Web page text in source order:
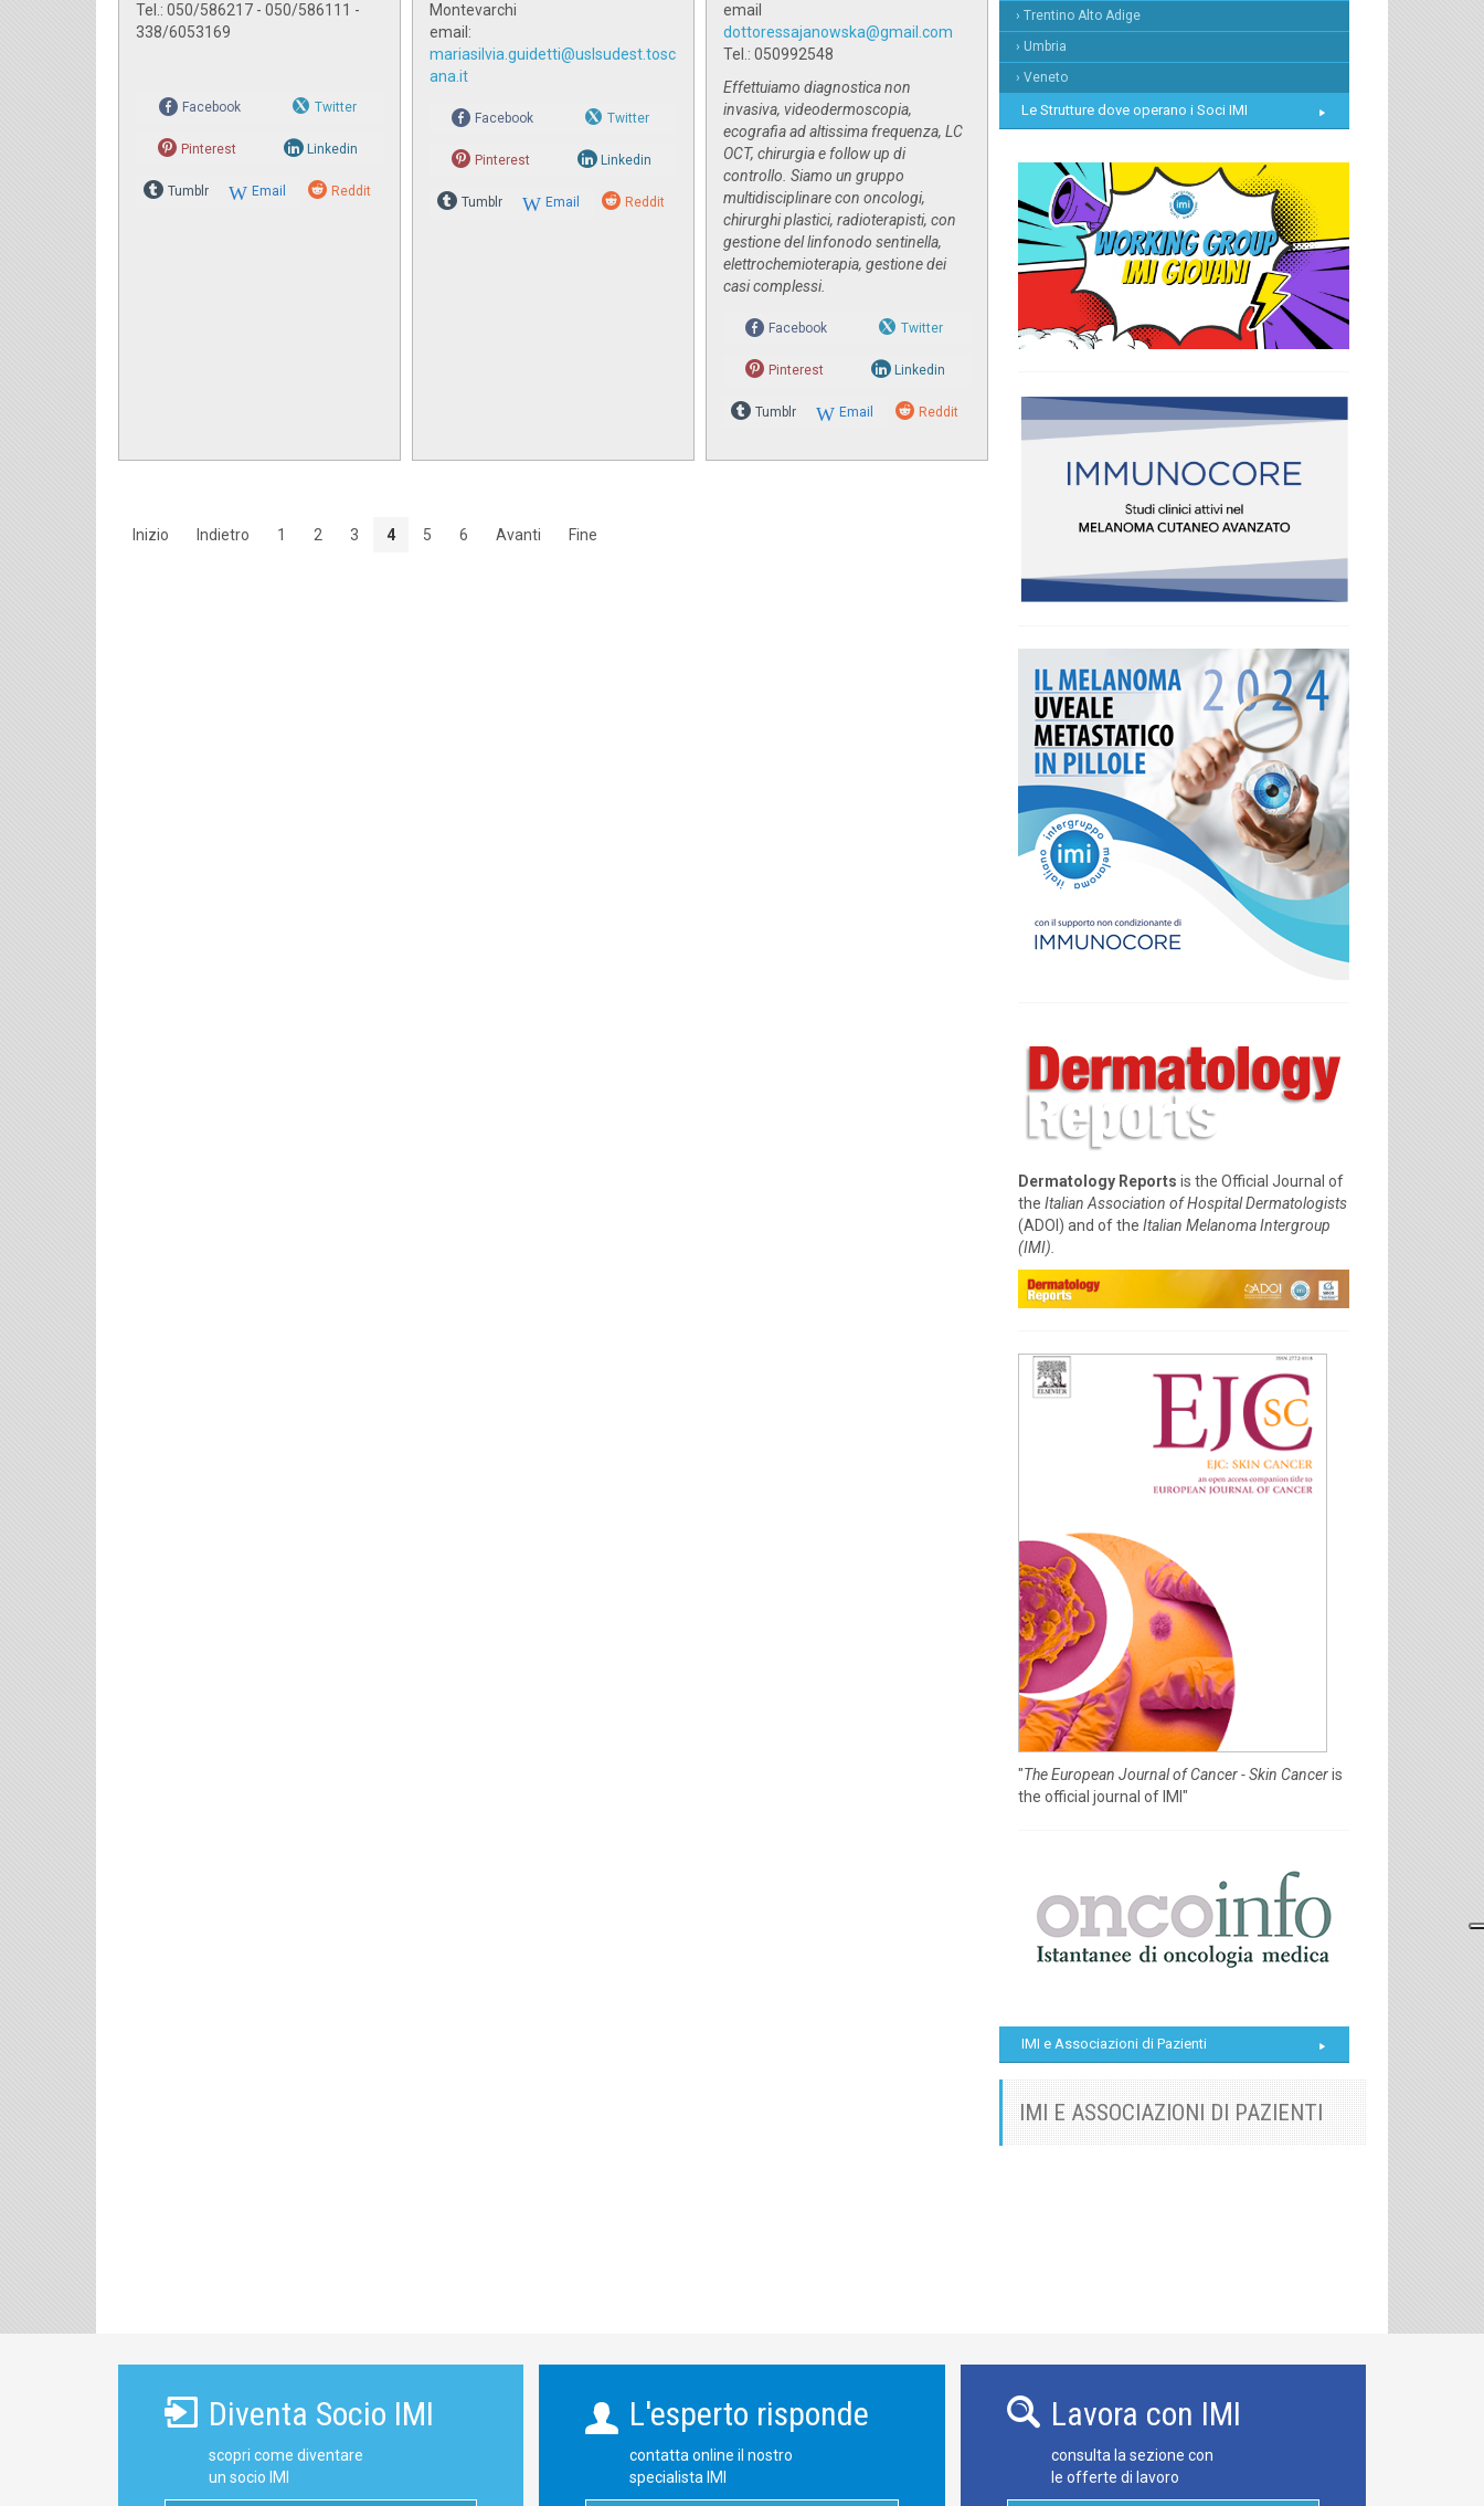
Tel.: 050/586217 - 050/586111 -
338/6053169
Facebook Twitter
Pinterest Linkedin
Tumblr Email Reddit
Montevarchi
email:
mariasilvia.guidetti@uslsudest.tosc
ana.it
Facebook Twitter
Pinterest Linkedin
Tumblr Email Reddit
email
dottoressajanowska@gmail.com
Tel.: 050992548
Effettuiamo diagnostica non
invasiva, videodermoscopia,
ecografia ad altissima frequenza, LC
OCT, chirurgia e follow up di
controllo. Siamo un gruppo
multidisciplinare con oncologi,
chirurghi plastici, radioterapisti, con
gestione del linfonodo sentinella,
elettrochemioterapia, gestione dei
casi complessi.
Facebook Twitter
Pinterest Linkedin
Tumblr Email Reddit
Inizio Indietro 1 2 3 4 5 6 Avanti Fine
› Trentino Alto Adige
› Umbria
› Veneto
Le Strutture dove operano i Soci IMI
Dermatology Reports is the Official Journal of
the Italian Association of Hospital Dermatologists
(ADOI) and of the Italian Melanoma Intergroup
(IMI).
"The European Journal of Cancer - Skin Canceris
the official journal of IMI"
IMI e Associazioni di Pazienti
IMI E ASSOCIAZIONI DI PAZIENTI
Diventa Socio IMI
scopri come diventare
un socio IMI
L'esperto risponde
contatta online il nostro
specialista IMI
Lavora con IMI
consulta la sezione con
le offerte di lavoro